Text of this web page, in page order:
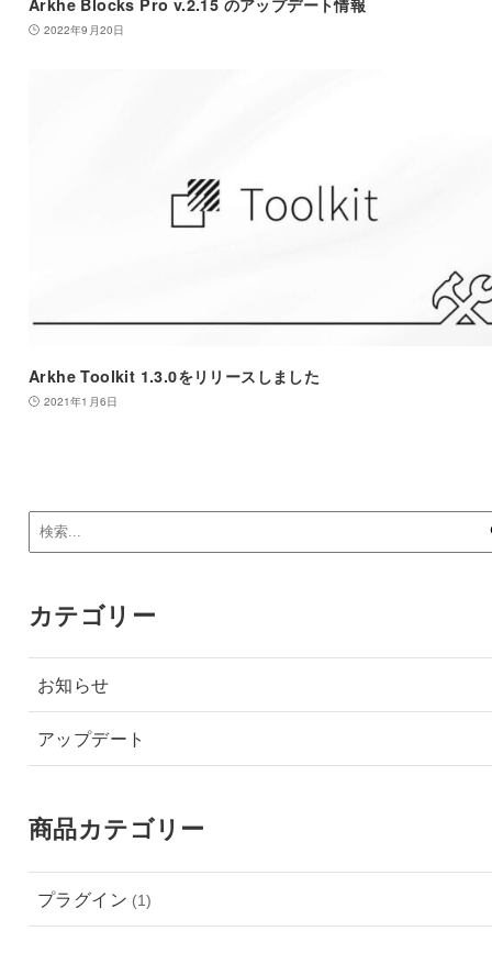
2022年9月20日
Arkhe Toolkit 1.3.0をリリースしました
2021年1月6日
カテゴリー
お知らせ
アップデート
商品カテゴリー
プラグイン (1)